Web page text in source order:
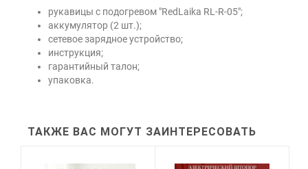
рукавицы с подогревом "RedLaika RL-R-05";
аккумулятор (2 шт.);
сетевое зарядное устройство;
инструкция;
гарантийный талон;
упаковка.
ТАКЖЕ ВАС МОГУТ ЗАИНТЕРЕСОВАТЬ